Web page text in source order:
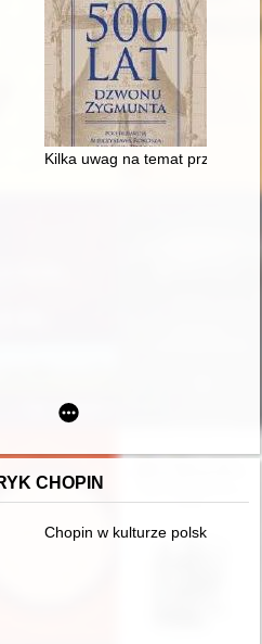
(1932-2023)
Kilka uwag na temat przyczyn
Dochodzeniowo-Śledczego
CHOPIN
Chopin Museum
Chopin w kulturze polskiej